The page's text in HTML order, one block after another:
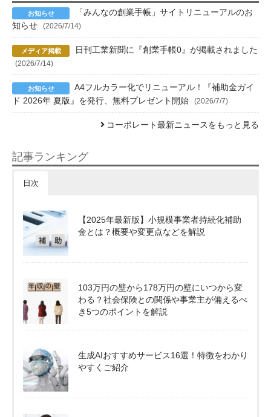
「みんなの創業手帳」サイトリニューアルのお
知らせ
(2026/7/14)
日刊工業新聞に『創業手帳0』が掲載されました
(2026/7/14)
A4フルカラー化でリニューアル！『補助金ガイ
ド 2026年 夏版』を発行、無料プレゼント開始
(2026/7/7)
コーポレート最新ニュースをもっと見る
記事ランキング
日次
【2025年最新版】小規模事業者持続化補助
金とは？概要や変更点などを解説
103万円の壁から178万円の壁にいつから変
わる？社会保険との関係や事業主が備えるべ
き5つのポイントを解説
生成AIおすすめサービス16選！特徴をわかり
やすくご紹介